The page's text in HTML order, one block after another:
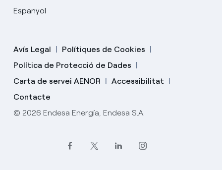
Espanyol
Avís Legal
Polítiques de Cookies
Política de Protecció de Dades
Carta de servei AENOR
Accessibilitat
Contacte
© 2026 Endesa Energía, Endesa S.A.